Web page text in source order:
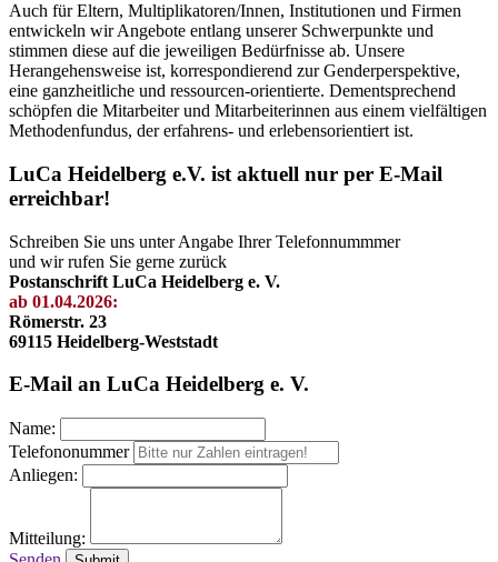
Auch für Eltern, Multiplikatoren/Innen, Institutionen und Firmen
entwickeln wir Angebote entlang unserer Schwerpunkte und
stimmen diese auf die jeweiligen Bedürfnisse ab. Unsere
Herangehensweise ist, korrespondierend zur Genderperspektive,
eine ganzheitliche und ressourcen-orientierte. Dementsprechend
schöpfen die Mitarbeiter und Mitarbeiterinnen aus einem vielfältigen
Methodenfundus, der erfahrens- und erlebensorientiert ist.
LuCa Heidelberg e.V. ist aktuell nur per E-Mail
erreichbar!
Schreiben Sie uns unter Angabe Ihrer Telefonnummmer
und wir rufen Sie gerne zurück
Postanschrift LuCa Heidelberg e. V.
ab 01.04.2026:
Römerstr. 23
69115 Heidelberg-Weststadt
E-Mail an LuCa Heidelberg e. V.
Name:
Telefononummer
Anliegen:
Mitteilung: